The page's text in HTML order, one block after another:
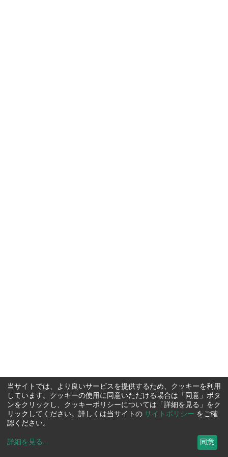
当サイトでは、より良いサービスを提供するため、クッキーを利用
しています。クッキーの使用に同意いただける場合は「同意」ボタ
ンをクリックし、クッキーポリシーについては「詳細を見る」をク
リックしてください。詳しくは当サイトの サイトポリシー をご確
認ください。
詳細を見る ... 同意